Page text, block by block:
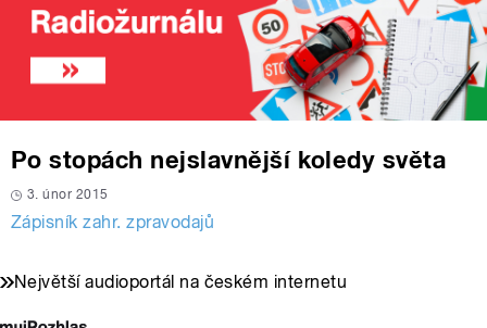
Po stopách nejslavnější koledy světa
3. únor 2015
Zápisník zahr. zpravodajů
Největší audioportál na českém internetu